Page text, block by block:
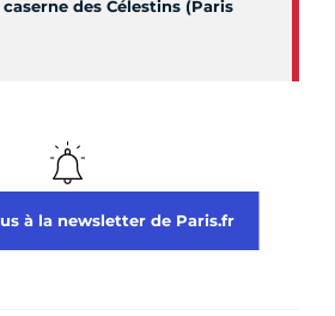
des Célestins (Paris
à la newsletter de Paris.fr